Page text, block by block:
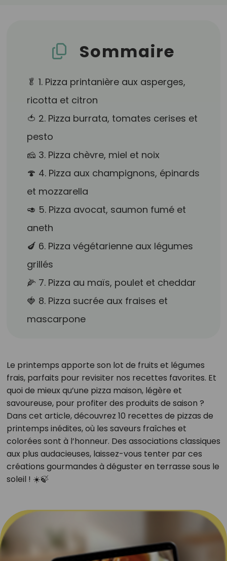
Sommaire
🥬 1. Pizza printanière aux asperges,
ricotta et citron
🍅 2. Pizza burrata, tomates cerises et
pesto
🧀 3. Pizza chèvre, miel et noix
🍄 4. Pizza aux champignons, épinards
et mozzarella
🥑 5. Pizza avocat, saumon fumé et
aneth
🍆 6. Pizza végétarienne aux légumes
grillés
🌽 7. Pizza au maïs, poulet et cheddar
🍓 8. Pizza sucrée aux fraises et
mascarpone
Le printemps apporte son lot de fruits et légumes
frais, parfaits pour revisiter nos recettes favorites. Et
quoi de mieux qu’une pizza maison, légère et
savoureuse, pour profiter des produits de saison ?
Dans cet article, découvrez 10 recettes de pizzas de
printemps inédites, où les saveurs fraîches et
colorées sont à l’honneur. Des associations classiques
aux plus audacieuses, laissez-vous tenter par ces
créations gourmandes à déguster en terrasse sous le
soleil ! ☀️🍃